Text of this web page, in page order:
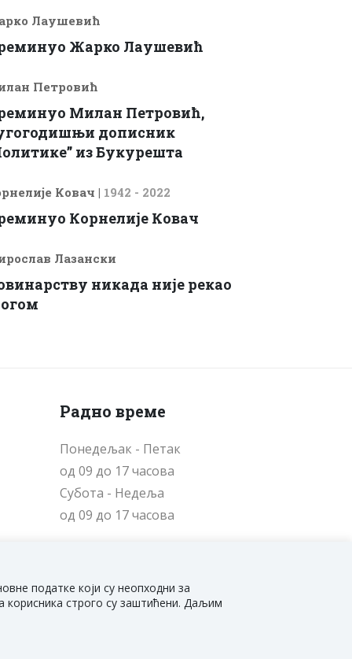
податке који су неопходни за
корисника строго су заштићени. Даљим
Лаушевић
Жарко Лаушевић
Петровић
Милан Петровић,
дописник
из Букурешта
Ковач | 1942 - 2022
Корнелије Ковач
Лазански
никада није рекао
Радно време
Понедељак - Петак
од 09 до 17 часова
Cубота - Недеља
од 09 до 17 часова